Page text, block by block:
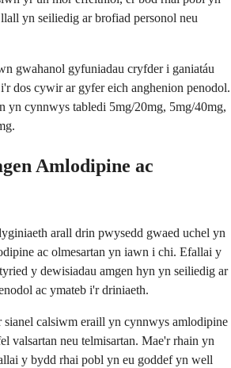
yn seiliedig ar brofiad personol neu
gwahanol gyfuniadau cryfder i ganiatáu
dos cywir ar gyfer eich anghenion penodol.
yn cynnwys tabledi 5mg/20mg, 5mg/40mg,
Amlodipine ac
arall drin pwysedd gwaed uchel yn
ac olmesartan yn iawn i chi. Efallai y
y dewisiadau amgen hyn yn seiliedig ar
ac ymateb i'r driniaeth.
calsiwm eraill yn cynnwys amlodipine
valsartan neu telmisartan. Mae'r rhain yn
y bydd rhai pobl yn eu goddef yn well